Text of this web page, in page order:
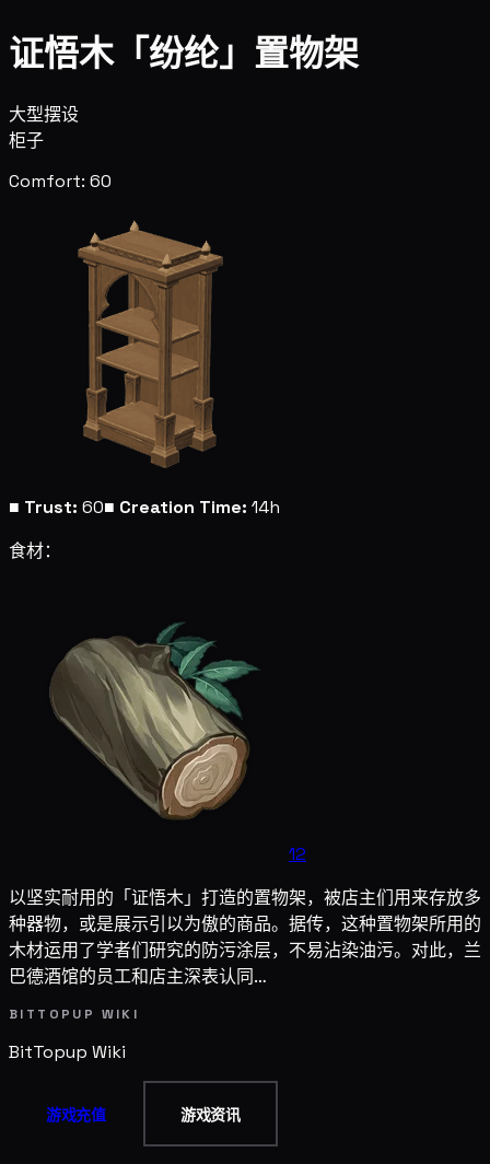
证悟木「纷纶」置物架
大型摆设
柜子
Comfort: 60
■ Trust: 60■ Creation Time: 14h
食材：
12
以坚实耐用的「证悟木」打造的置物架，被店主们用来存放多
种器物，或是展示引以为傲的商品。据传，这种置物架所用的
木材运用了学者们研究的防污涂层，不易沾染油污。对此，兰
巴德酒馆的员工和店主深表认同…
BITTOPUP WIKI
BitTopup Wiki
游戏充值 游戏资讯